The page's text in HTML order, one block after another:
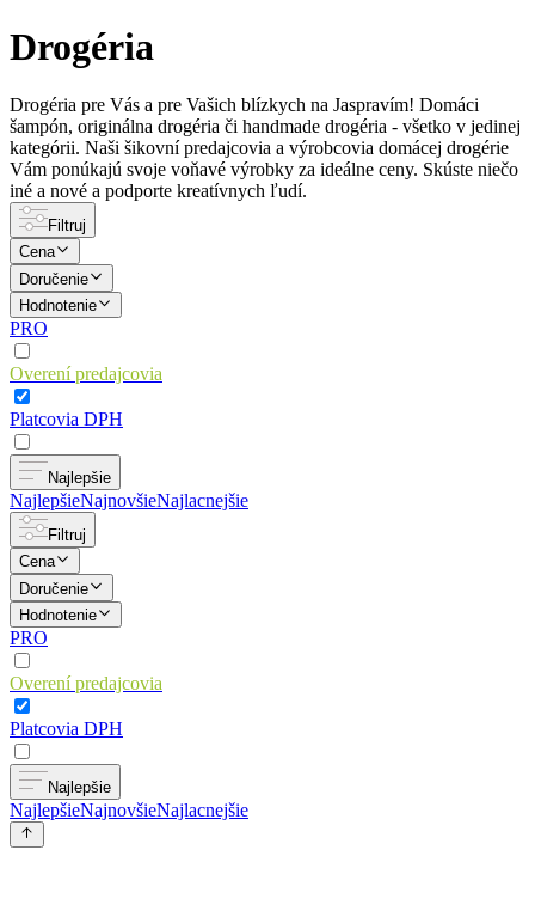
Drogéria
Drogéria pre Vás a pre Vašich blízkych na Jaspravím! Domáci
šampón, originálna drogéria či handmade drogéria - všetko v jedinej
kategórii. Naši šikovní predajcovia a výrobcovia domácej drogérie
Vám ponúkajú svoje voňavé výrobky za ideálne ceny. Skúste niečo
iné a nové a podporte kreatívnych ľudí.
Filtruj
Cena
Doručenie
Hodnotenie
PRO
Overení predajcovia
Platcovia DPH
Najlepšie
NajlepšieNajnovšieNajlacnejšie
Filtruj
Cena
Doručenie
Hodnotenie
PRO
Overení predajcovia
Platcovia DPH
Najlepšie
NajlepšieNajnovšieNajlacnejšie